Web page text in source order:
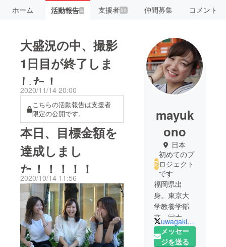
ホーム 活動報告4 支援者50 仲間募集 コメント
大盛況の中、撮影
1日目が終了しま
した！
2020/11/14 20:00
こちらの活動報告は支援者
限定の公開です。
本日、目標金額を
達成しまし
た！！！！！
2020/10/14 11:56
mayuk
ono
日本
初めてのプ
ロジェクト
です
福岡県出
身。東京大
学教養学部
卒、同大学
院の修士課
程1年生。高
uwagaki_project
メッセー
ジを送る